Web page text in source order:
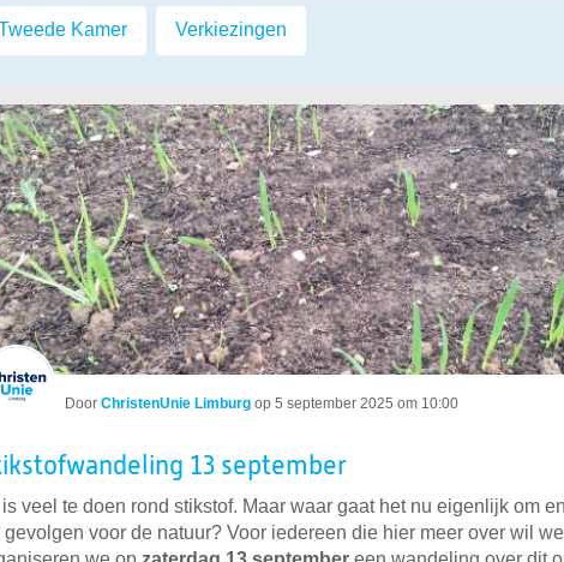
Kamer Verkiezingen
Door ChristenUnie Limburg op 5 september 2025 om 10:00
13 september
is veel te doen rond stikstof. Maar waar gaat het nu eigenlijk om
gevolgen voor de natuur? Voor iedereen die hier meer over wil